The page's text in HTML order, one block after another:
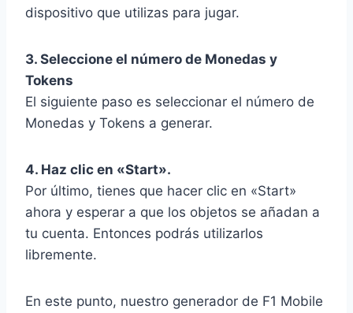
dispositivo que utilizas para jugar.
3. Seleccione el número de Monedas y
Tokens
El siguiente paso es seleccionar el número de
Monedas y Tokens a generar.
4. Haz clic en «Start».
Por último, tienes que hacer clic en «Start»
ahora y esperar a que los objetos se añadan a
tu cuenta. Entonces podrás utilizarlos
libremente.
En este punto, nuestro generador de F1 Mobile